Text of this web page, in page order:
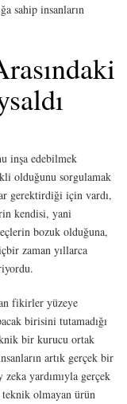
sahip insanların
inşa edebilmek
olduğunu sorgulamak
gerektirdiği için vardı,
kendisi, yani
bozuk olduğuna,
zaman yıllarca
fikirler yüzeye
birisini tutamadığı
bir kurucu ortak
artık gerçek bir
yardımıyla gerçek
teknik olmayan ürün